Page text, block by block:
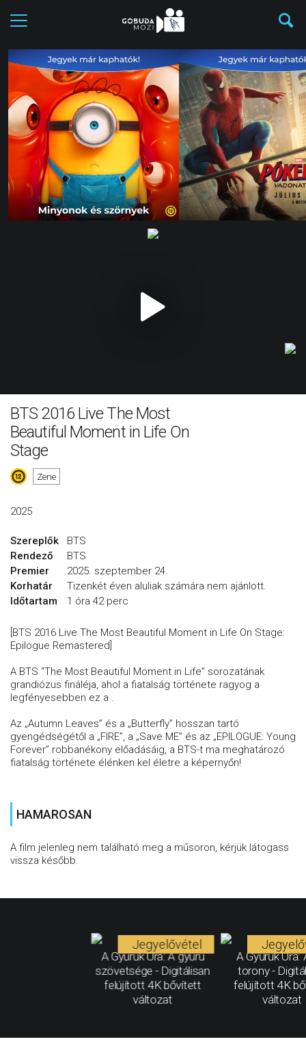
BTS 2016 Live The Most
Beautiful Moment in Life On
Stage
Zene
2025
Szereplők
BTS
Rendező
BTS
Premier
2025. szeptember 24.
Korhatár
Tizenkét éven aluliak számára nem ajánlott.
Időtartam
1 óra 42 perc
[BTS 2016 Live The Most Beautiful Moment in Life On Stage:
Epilogue Remastered]
A BTS “The Most Beautiful Moment in Life” sorozatának
grandiózus fináléja, ahol a fiatalság története ragyog a
legfényesebben ez a .
Az „Autumn Leaves” és a „Butterfly” hosszan tartó
gyengédségétől a „FIRE”, a „Save ME” és az „EPILOGUE: Young
Forever” robbanékony előadásáig, a BTS-t ma meghatározó
fiatalság története élénken kel életre a képernyőn!
HAMAROSAN
A film jelenleg nem található meg a műsoron, kérjük látogass
vissza később.
A Gyűrűk Ura: A gyűrű
szövetsége - Digitálisan
felújított 4K bővített
változat
Jegyelővétel
A Gyűrűk Ura:
torony -
felújított 4K
változat